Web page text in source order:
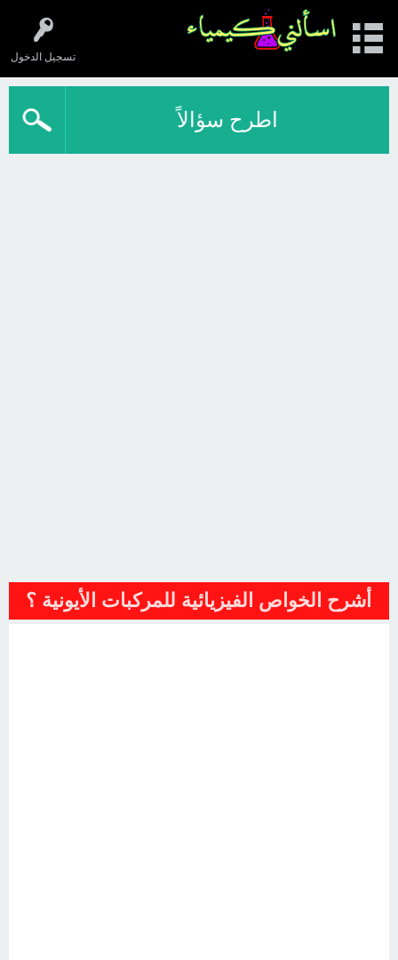
تسجيل الدخول
اطرح سؤالاً
أشرح الخواص الفيزيائية للمركبات الأيونية ؟